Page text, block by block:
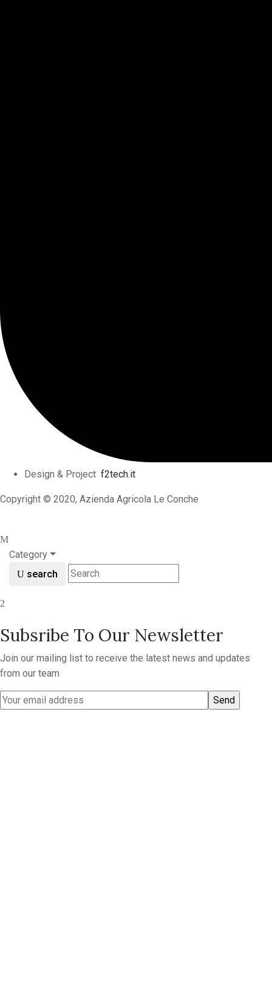
Design & Project f2tech.it
Copyright © 2020, Azienda Agricola Le Conche
Category
search
Subsribe To Our Newsletter
Join our mailing list to receive the latest news and updates
from our team